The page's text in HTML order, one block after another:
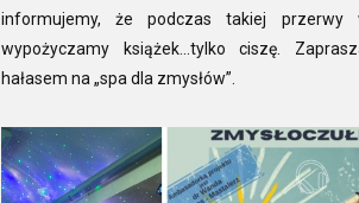
informujemy, że podczas takiej przerwy
wypożyczamy książek…tylko ciszę.
hałasem na „spa dla zmysłów”.